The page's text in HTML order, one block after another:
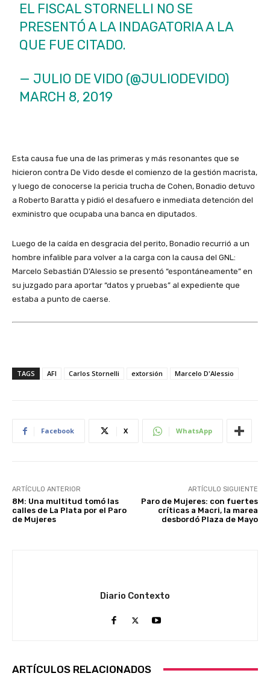
EL FISCAL STORNELLI NO SE
PRESENTÓ A LA INDAGATORIA A LA
QUE FUE CITADO.
— JULIO DE VIDO (@JULIODEVIDO)
MARCH 8, 2019
Esta causa fue una de las primeras y más resonantes que se
hicieron contra De Vido desde el comienzo de la gestión macrista,
y luego de conocerse la pericia trucha de Cohen, Bonadio detuvo
a Roberto Baratta y pidió el desafuero e inmediata detención del
exministro que ocupaba una banca en diputados.
Luego de la caída en desgracia del perito, Bonadio recurrió a un
hombre infalible para volver a la carga con la causa del GNL:
Marcelo Sebastián D’Alessio se presentó “espontáneamente” en
su juzgado para aportar “datos y pruebas” al expediente que
estaba a punto de caerse.
TAGS AFI Carlos Stornelli extorsión Marcelo D'Alessio
Facebook X WhatsApp
ARTÍCULO ANTERIOR
8M: Una multitud tomó las
calles de La Plata por el Paro
de Mujeres
ARTÍCULO SIGUIENTE
Paro de Mujeres: con fuertes
críticas a Macri, la marea
desbordó Plaza de Mayo
Diario Contexto
ARTÍCULOS RELACIONADOS